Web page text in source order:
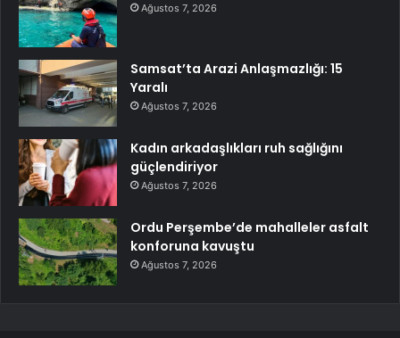
Ağustos 7, 2026
Samsat’ta Arazi Anlaşmazlığı: 15
Yaralı
Ağustos 7, 2026
Kadın arkadaşlıkları ruh sağlığını
güçlendiriyor
Ağustos 7, 2026
Ordu Perşembe’de mahalleler asfalt
konforuna kavuştu
Ağustos 7, 2026